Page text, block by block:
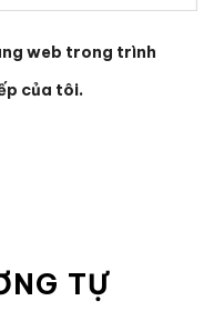
web trong trình
của tôi.
TỰ